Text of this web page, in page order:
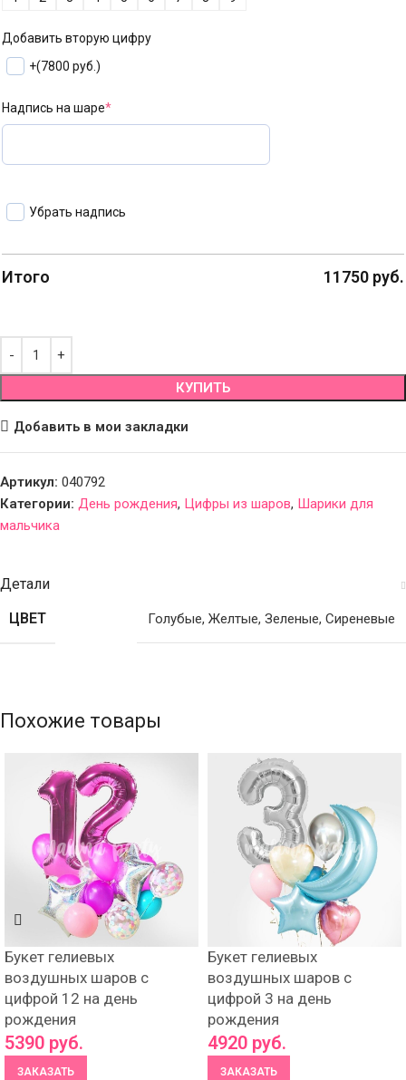
Добавить вторую цифру
+(7800 руб.)
Надпись на шаре*
Убрать надпись
Итого 11750 руб.
КУПИТЬ
Добавить в мои закладки
Артикул: 040792
Категории: День рождения, Цифры из шаров, Шарики для
мальчика
Детали
ЦВЕТ
Голубые, Желтые, Зеленые, Сиреневые
Похожие товары
Букет гелиевых
воздушных шаров с
цифрой 12 на день
рождения
5390 руб.
ЗАКАЗАТЬ
Букет гелиевых
воздушных шаров с
цифрой 3 на день
рождения
4920 руб.
ЗАКАЗАТЬ